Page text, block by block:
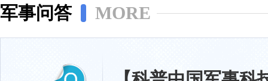
军事问答 MORE